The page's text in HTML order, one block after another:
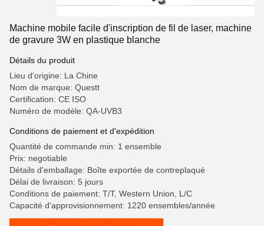
Machine mobile facile d'inscription de fil de laser, machine
de gravure 3W en plastique blanche
Détails du produit
Lieu d'origine: La Chine
Nom de marque: Questt
Certification: CE ISO
Numéro de modèle: QA-UVB3
Conditions de paiement et d'expédition
Quantité de commande min: 1 ensemble
Prix: negotiable
Détails d'emballage: Boîte exportée de contreplaqué
Délai de livraison: 5 jours
Conditions de paiement: T/T, Western Union, L/C
Capacité d'approvisionnement: 1220 ensembles/année